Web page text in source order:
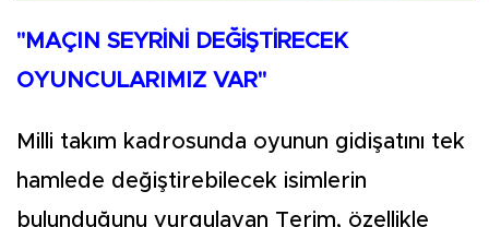
"MAÇIN SEYRİNİ DEĞİŞTİRECEK
OYUNCULARIMIZ VAR"
Milli takım kadrosunda oyunun gidişatını tek
hamlede değiştirebilecek isimlerin
bulunduğunu vurgulayan Terim, özellikle